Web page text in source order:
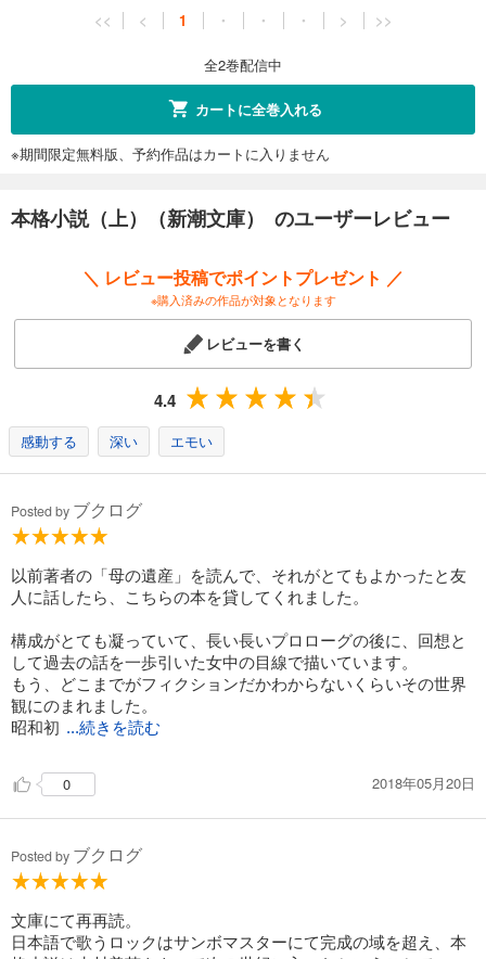
<< < 1 ・ ・ ・ > >>
全2巻配信中
カートに全巻入れる
※期間限定無料版、予約作品はカートに入りません
本格小説（上）（新潮文庫） のユーザーレビュー
＼ レビュー投稿でポイントプレゼント ／
※購入済みの作品が対象となります
レビューを書く
4.4
感動する 深い エモい
Posted by ブクログ
以前著者の「母の遺産」を読んで、それがとてもよかったと友
人に話したら、こちらの本を貸してくれました。
構成がとても凝っていて、長い長いプロローグの後に、回想と
して過去の話を一歩引いた女中の目線で描いています。
もう、どこまでがフィクションだかわからないくらいその世界
観にのまれました。
昭和初 ...続きを読む
0 2018年05月20日
Posted by ブクログ
文庫にて再再読。
日本語で歌うロックはサンボマスターにて完成の域を超え、本